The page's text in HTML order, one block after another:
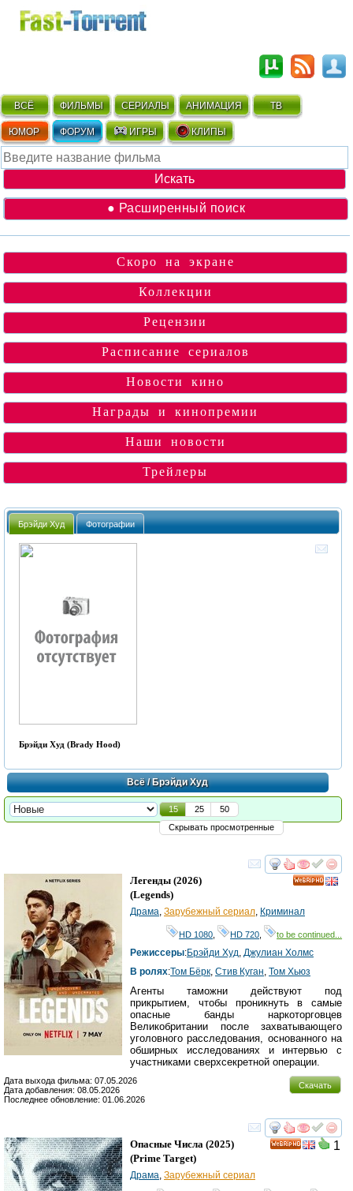
ВСЁ ФИЛЬМЫ СЕРИАЛЫ АНИМАЦИЯ ТВ
ЮМОР ФОРУМ ИГРЫ КЛИПЫ
● Расширенный поиск
Скоро на экране
Коллекции
Рецензии
Расписание сериалов
Новости кино
Награды и кинопремии
Наши новости
Трейлеры
Брэйди Худ Фотографии
Брэйди Худ (Brady Hood)
Всё/ Брэйди Худ
15 25
50
Скрывать просмотренные
смотреть
Легенды (2026)
(Legends)
Драма Зарубежный сериал Криминал
HD 1080 HD 720 to be continued...
Режиссеры:Брэйди Худ Джулиан Холмс
В ролях:Том Бёрк Стив Куган Том Хьюз
Агенты таможни действуют под
прикрытием, чтобы проникнуть в самые
опасные банды наркоторговцев
Великобритании после захватывающего
уголовного расследования, основанного на
обширных исследованиях и интервью с
участниками сверхсекретной операции.
Скачать
Дата выхода фильма: 07.05.2026
Дата добавления: 08.05.2026
Последнее обновление: 01.06.2026
смотреть
1
Опасные Числа (2025)
(Prime Target)
Драма, Зарубежный сериал